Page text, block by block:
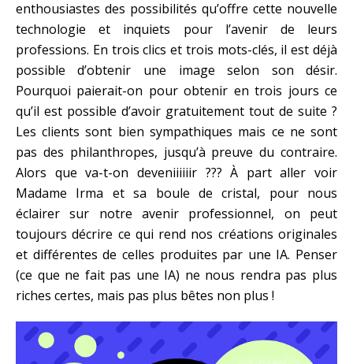
enthousiastes des possibilités qu’offre cette nouvelle
technologie et inquiets pour l’avenir de leurs
professions. En trois clics et trois mots-clés, il est déjà
possible d’obtenir une image selon son désir.
Pourquoi paierait-on pour obtenir en trois jours ce
qu’il est possible d’avoir gratuitement tout de suite ?
Les clients sont bien sympathiques mais ce ne sont
pas des philanthropes, jusqu’à preuve du contraire.
Alors que va-t-on deveniiiiiir ??? À part aller voir
Madame Irma et sa boule de cristal, pour nous
éclairer sur notre avenir professionnel, on peut
toujours décrire ce qui rend nos créations originales
et différentes de celles produites par une IA. Penser
(ce que ne fait pas une IA) ne nous rendra pas plus
riches certes, mais pas plus bêtes non plus !